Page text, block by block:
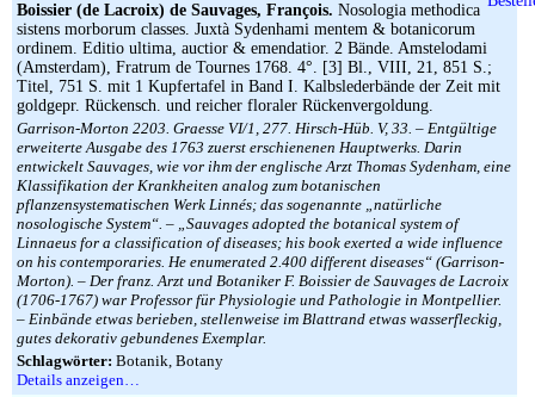
Boissier (de Lacroix) de Sauvages, François. Nosologia methodica
sistens morborum classes. Juxtà Sydenhami mentem & botanicorum
ordinem. Editio ultima, auctior & emendatior. 2 Bände. Amstelodami
(Amsterdam), Fratrum de Tournes 1768. 4°. [3] Bl., VIII, 21, 851 S.;
Titel, 751 S. mit 1 Kupfertafel in Band I. Kalbslederbände der Zeit mit
goldgepr. Rückensch. und reicher floraler Rückenvergoldung.
Garrison-Morton 2203. Graesse VI/1, 277. Hirsch-Hüb. V, 33. – Entgültige
erweiterte Ausgabe des 1763 zuerst erschienenen Hauptwerks. Darin
entwickelt Sauvages, wie vor ihm der englische Arzt Thomas Sydenham, eine
Klassifikation der Krankheiten analog zum botanischen
pflanzensystematischen Werk Linnés; das sogenannte „natürliche
nosologische System“. – „Sauvages adopted the botanical system of
Linnaeus for a classification of diseases; his book exerted a wide influence
on his contemporaries. He enumerated 2.400 different diseases“ (Garrison-
Morton). – Der franz. Arzt und Botaniker F. Boissier de Sauvages de Lacroix
(1706-1767) war Professor für Physiologie und Pathologie in Montpellier.
– Einbände etwas berieben, stellenweise im Blattrand etwas wasserfleckig,
gutes dekorativ gebundenes Exemplar.
Schlagwörter: Botanik, Botany
Details anzeigen…